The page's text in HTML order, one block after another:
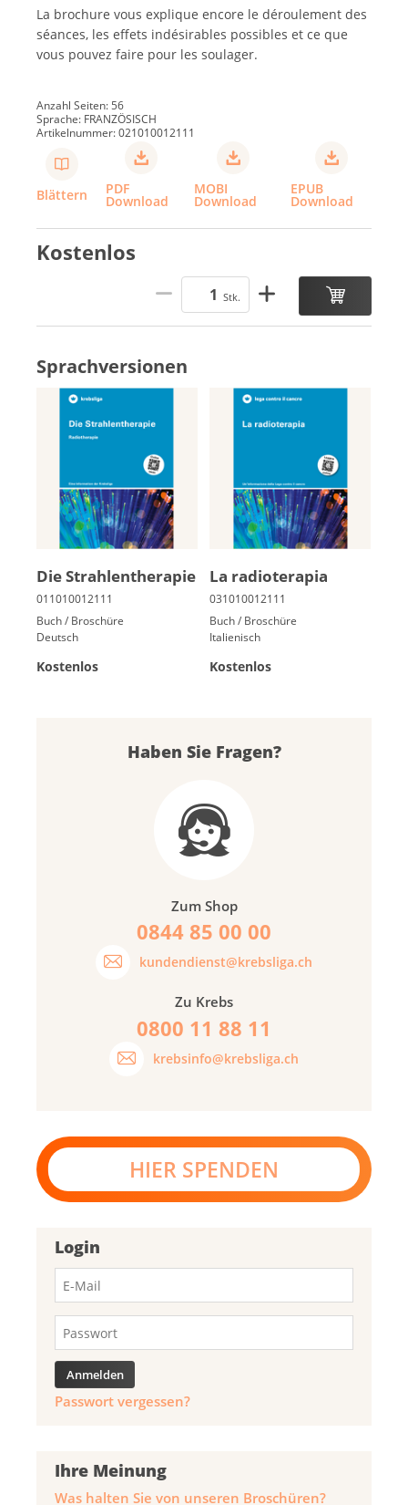
La brochure vous explique encore le déroulement des
séances, les effets indésirables possibles et ce que
vous pouvez faire pour les soulager.
Anzahl Seiten: 56
Sprache: FRANZÖSISCH
Artikelnummer: 021010012111
Blättern PDF
Download
MOBI
Download
EPUB
Download
Kostenlos
Stk.
Sprachversionen
Die Strah­len­the­ra­pie
Buch / Broschüre
Deutsch
Kostenlos
La radioterapia
Buch / Broschüre
Italienisch
Kostenlos
Haben Sie Fragen?
Zum Shop
0844 85 00 00
kundendienst@krebsliga.ch
Zu Krebs
0800 11 88 11
krebsinfo@krebsliga.ch
HIER SPENDEN
Login
Passwort vergessen?
Ihre Meinung
Was halten Sie von unseren Broschüren?